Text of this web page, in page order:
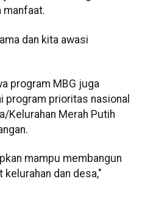
manfaat.
dan kita awasi
program MBG juga
program prioritas nasional
Kelurahan Merah Putih
mampu membangun
dan desa,"